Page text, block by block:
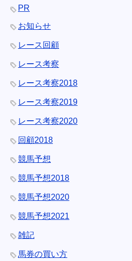
PR
お知らせ
レース回顧
レース考察
レース考察2018
レース考察2019
レース考察2020
回顧2018
競馬予想
競馬予想2018
競馬予想2020
競馬予想2021
雑記
馬券の買い方